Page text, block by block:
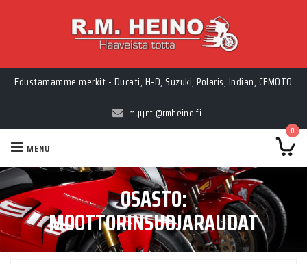
Edustamamme merkit - Ducati, H-D, Suzuki, Polaris, Indian, CFMOTO
myynti@rmheino.fi
0
MENU
OSASTO:
MOOTTORINSUOJARAUDAT